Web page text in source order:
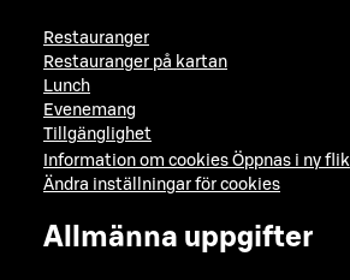
Restauranger
Restauranger på kartan
Lunch
Evenemang
Tillgänglighet
Information om cookies Öppnas i ny flik
Ändra inställningar för cookies
Allmänna uppgifter